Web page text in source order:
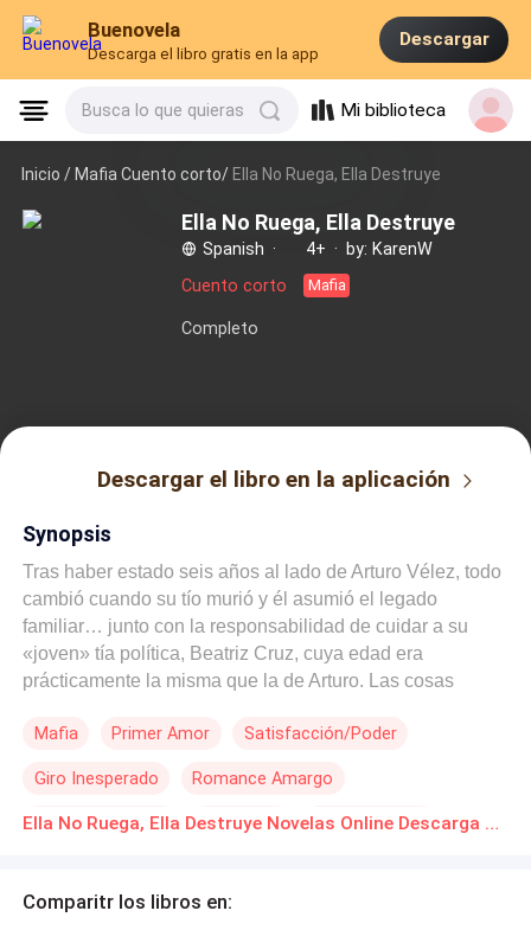
Buenovela
Descarga el libro gratis en la app
Descargar
Busca lo que quieras Mi biblioteca
Inicio /Mafia Cuento corto/ Ella No Ruega, Ella Destruye
Ella No Ruega, Ella Destruye
Spanish · 4+ ·
by: KarenW
Cuento corto
Mafia
Completo
Descargar el libro en la aplicación
Synopsis
Tras haber estado seis años al lado de Arturo Vélez, todo
cambió cuando su tío murió y él asumió el legado
familiar… junto con la responsabilidad de cuidar a su
«joven» tía política, Beatriz Cruz, cuya edad era
prácticamente la misma que la de Arturo. Las cosas
cualquier cosa que ella quisiera. Solo que, jamás
quería un hijo que llevara la sangre de los Vélez. Y, con
su tío fuera del camino, Arturo era el único que podía
hasta que ella quede embarazada. Lo que empezó
Mafia Primer Amor Satisfacción/Poder
Giro Inesperado Romance Amargo
Sin Sentimientos Infidelidad Reconciliación Ella No Ruega, Ella Destruye Novelas Online Descarga gratuita de PDF
Comparitr los libros en: